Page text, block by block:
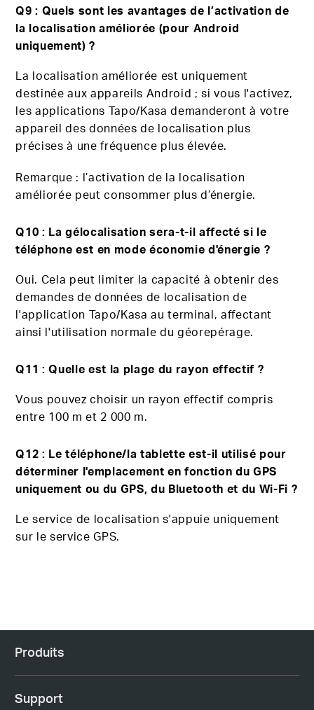
Q9 : Quels sont les avantages de l’activation de
la localisation améliorée (pour Android
uniquement) ?
La localisation améliorée est uniquement
destinée aux appareils Android ; si vous l'activez,
les applications Tapo/Kasa demanderont à votre
appareil des données de localisation plus
précises à une fréquence plus élevée.
Remarque : l’activation de la localisation
améliorée peut consommer plus d’énergie.
Q10 : La gélocalisation sera-t-il affecté si le
téléphone est en mode économie d'énergie ?
Oui. Cela peut limiter la capacité à obtenir des
demandes de données de localisation de
l'application Tapo/Kasa au terminal, affectant
ainsi l'utilisation normale du géorepérage.
Q11 : Quelle est la plage du rayon effectif ?
Vous pouvez choisir un rayon effectif compris
entre 100 m et 2 000 m.
Q12 : Le téléphone/la tablette est-il utilisé pour
déterminer l'emplacement en fonction du GPS
uniquement ou du GPS, du Bluetooth et du Wi-Fi ?
Le service de localisation s'appuie uniquement
sur le service GPS.
Produits
Support